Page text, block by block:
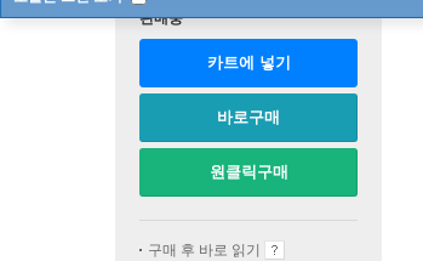
판매중
카트에 넣기
바로구매
원클릭구매
구매 후 바로 읽기